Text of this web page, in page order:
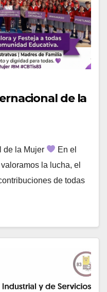
de la
de la Mujer
En el
la lucha, el
de todas